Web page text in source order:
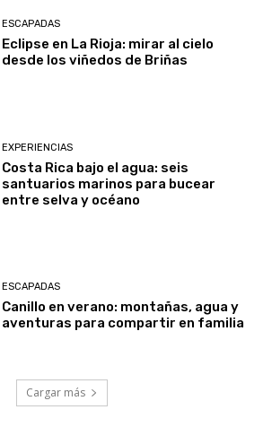
ESCAPADAS
Eclipse en La Rioja: mirar al cielo
desde los viñedos de Briñas
EXPERIENCIAS
Costa Rica bajo el agua: seis
santuarios marinos para bucear
entre selva y océano
ESCAPADAS
Canillo en verano: montañas, agua y
aventuras para compartir en familia
Cargar más